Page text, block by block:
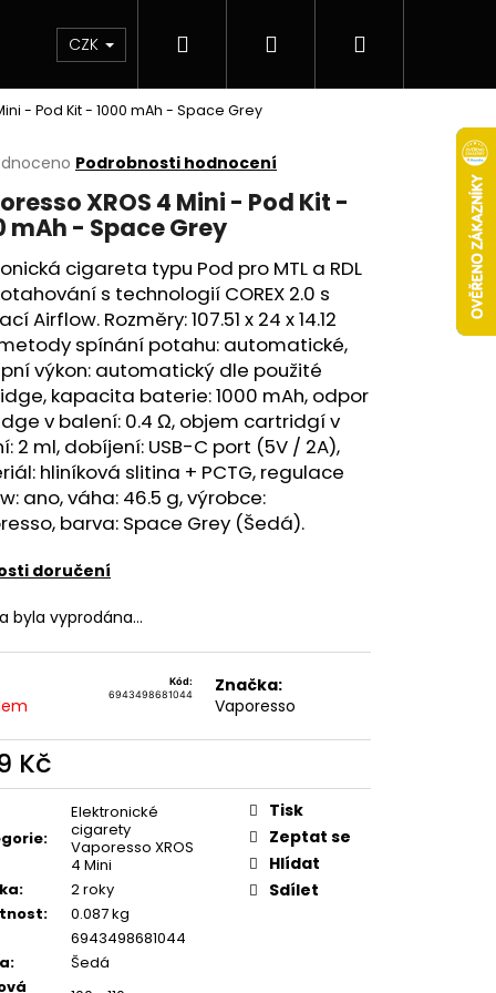
novinky Elektronické cigarety
CZK Přihlášení
- Pod Kit - 1000 mAh - Space Grey
Podrobnosti hodnocení
XROS 4 Mini - Pod Kit -
mAh - Space Grey
cigareta typu Pod pro MTL a RDL
s technologií COREX 2.0 s
Airflow. Rozměry: 107.51 x 24 x 14.12
spínání potahu: automatické,
výkon: automatický dle použité
, kapacita baterie: 1000 mAh, odpor
v balení: 0.4 Ω, objem cartridgí v
2 ml, dobíjení: USB-C port (5V / 2A),
hliníková slitina + PCTG, regulace
ano, váha: 46.5 g, výrobce:
barva: Space Grey (Šedá).
doručení
byla vyprodána…
Kód:
6943498681044
Značka:
Vaporesso
Kč
:
Elektronické
cigarety
Vaporesso XROS
4 Mini
:
2 roky
:
0.087 kg
6943498681044
:
Šedá
Tisk
Zeptat se
Hlídat
Sdílet
Následující
IMPERIA 5X10ML